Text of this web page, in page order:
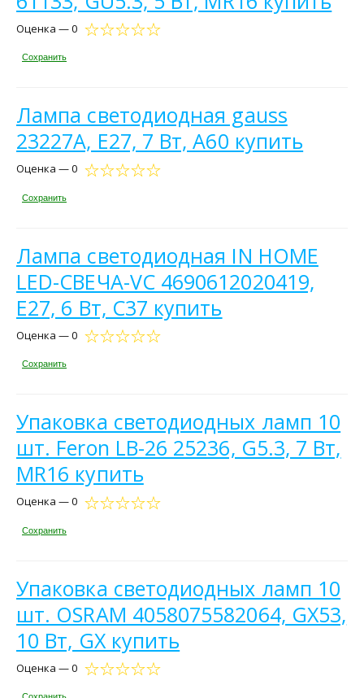
Оценка — 0
Сохранить
Лампа светодиодная gauss
23227А, E27, 7 Вт, A60 купить
Оценка — 0
Сохранить
Лампа светодиодная IN HOME
LED-СВЕЧА-VC 4690612020419,
E27, 6 Вт, C37 купить
Оценка — 0
Сохранить
Упаковка светодиодных ламп 10
шт. Feron LB-26 25236, G5.3, 7 Вт,
MR16 купить
Оценка — 0
Сохранить
Упаковка светодиодных ламп 10
шт. OSRAM 4058075582064, GX53,
10 Вт, GX купить
Оценка — 0